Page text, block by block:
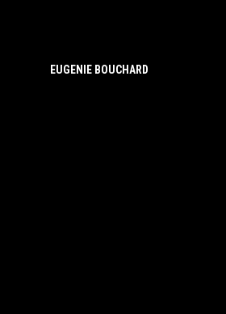
EUGENIE BOUCHARD